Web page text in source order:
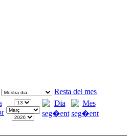
Resta del mes